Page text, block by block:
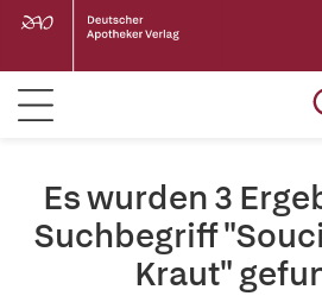
Es wurden 3
Suchbegriff
Kraut"